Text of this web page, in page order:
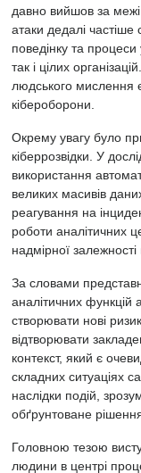
давно вийшов за межі
атаки дедалі
поведінку та
так і цілих
людського мислення
кібероборони.
Окрему увагу було
кіберрозвідки. У
використання
великих масивів
реагування на
роботи аналітичних
надмірної
За словами
аналітичних
створювати нові
відтворювати
контекст, який є
складних ситуаціях
наслідки подій,
обґрунтоване
Головною тезою
людини в центрі